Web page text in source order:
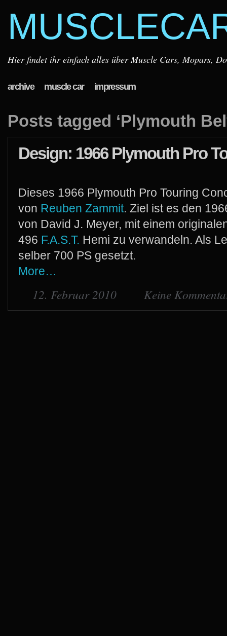
Hier findet ihr einfach alles über Muscle Cars, Mopars,
archive muscle car impressum
Posts tagged ‘Plymouth
Design: 1966 Plymouth Pro
Dieses 1966 Plymouth Pro Touring
von Reuben Zammit. Ziel ist es den
von David J. Meyer, mit einem
496 F.A.S.T. Hemi zu verwandeln. Als
selber 700 PS gesetzt.
More…
12. Februar 2010 Keine